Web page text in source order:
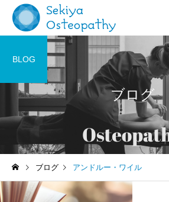
お知らせ
オステオパシー施術＠国立
(くにたち)市
ブログ
BLOG
ブログ アンドルー・ワイル